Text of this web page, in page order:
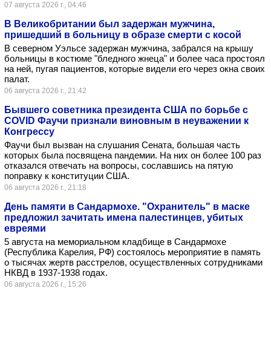
07 августа 2026 г., 04:46
В Великобритании был задержан мужчина,
пришедший в больницу в образе смерти с косой
В северном Уэльсе задержан мужчина, забрался на крышу
больницы в костюме "бледного жнеца" и более часа простоял
на ней, пугая пациентов, которые видели его через окна своих
палат.
06 августа 2026 г., 21:42
Бывшего советника президента США по борьбе с
COVID Фаучи признали виновным в неуважении к
Конгрессу
Фаучи был вызван на слушания Сената, большая часть
которых была посвящена пандемии. На них он более 100 раз
отказался отвечать на вопросы, сославшись на пятую
поправку к конституции США.
06 августа 2026 г., 21:18
День памяти в Сандармохе. "Охранитель" в маске
предложил зачитать имена палестинцев, убитых
евреями
5 августа на мемориальном кладбище в Сандармохе
(Республика Карелия, РФ) состоялось мероприятие в память
о тысячах жертв расстрелов, осуществленных сотрудниками
НКВД в 1937-1938 годах.
06 августа 2026 г., 15:26